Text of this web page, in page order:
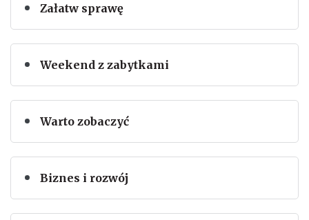
Załatw sprawę
Weekend z zabytkami
Warto zobaczyć
Biznes i rozwój